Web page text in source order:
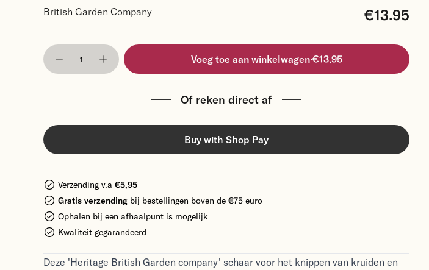
British Garden Company €13.95
Voeg toe aan winkelwagen·€13.95
Of reken direct af
Buy with Shop Pay
Verzending v.a €5,95
Gratis verzending bij bestellingen boven de €75 euro
Ophalen bij een afhaalpunt is mogelijk
Kwaliteit gegarandeerd
Deze 'Heritage British Garden company' schaar voor het knippen van kruiden en